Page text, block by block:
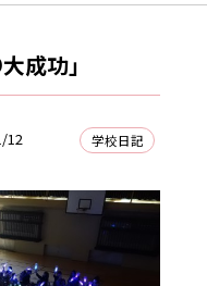
成功」
12 学校日記